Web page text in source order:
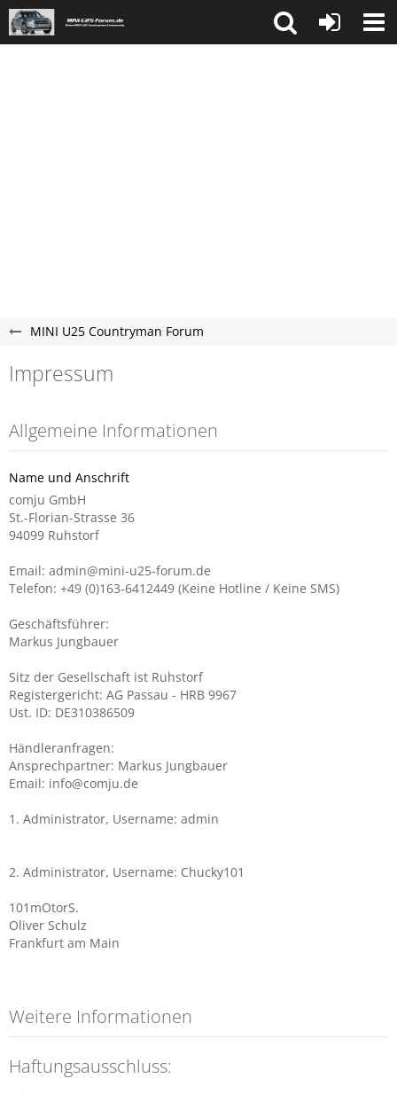
MINI U25 Countryman Forum
Impressum
Allgemeine Informationen
Name und Anschrift
comju GmbH
St.-Florian-Strasse 36
94099 Ruhstorf
Email: admin@mini-u25-forum.de
Telefon: +49 (0)163-6412449 (Keine Hotline / Keine SMS)
Geschäftsführer:
Markus Jungbauer
Sitz der Gesellschaft ist Ruhstorf
Registergericht: AG Passau - HRB 9967
Ust. ID: DE310386509
Händleranfragen:
Ansprechpartner: Markus Jungbauer
Email: info@comju.de
1. Administrator, Username: admin
2. Administrator, Username: Chucky101
101mOtorS.
Oliver Schulz
Frankfurt am Main
Weitere Informationen
Haftungsausschluss: